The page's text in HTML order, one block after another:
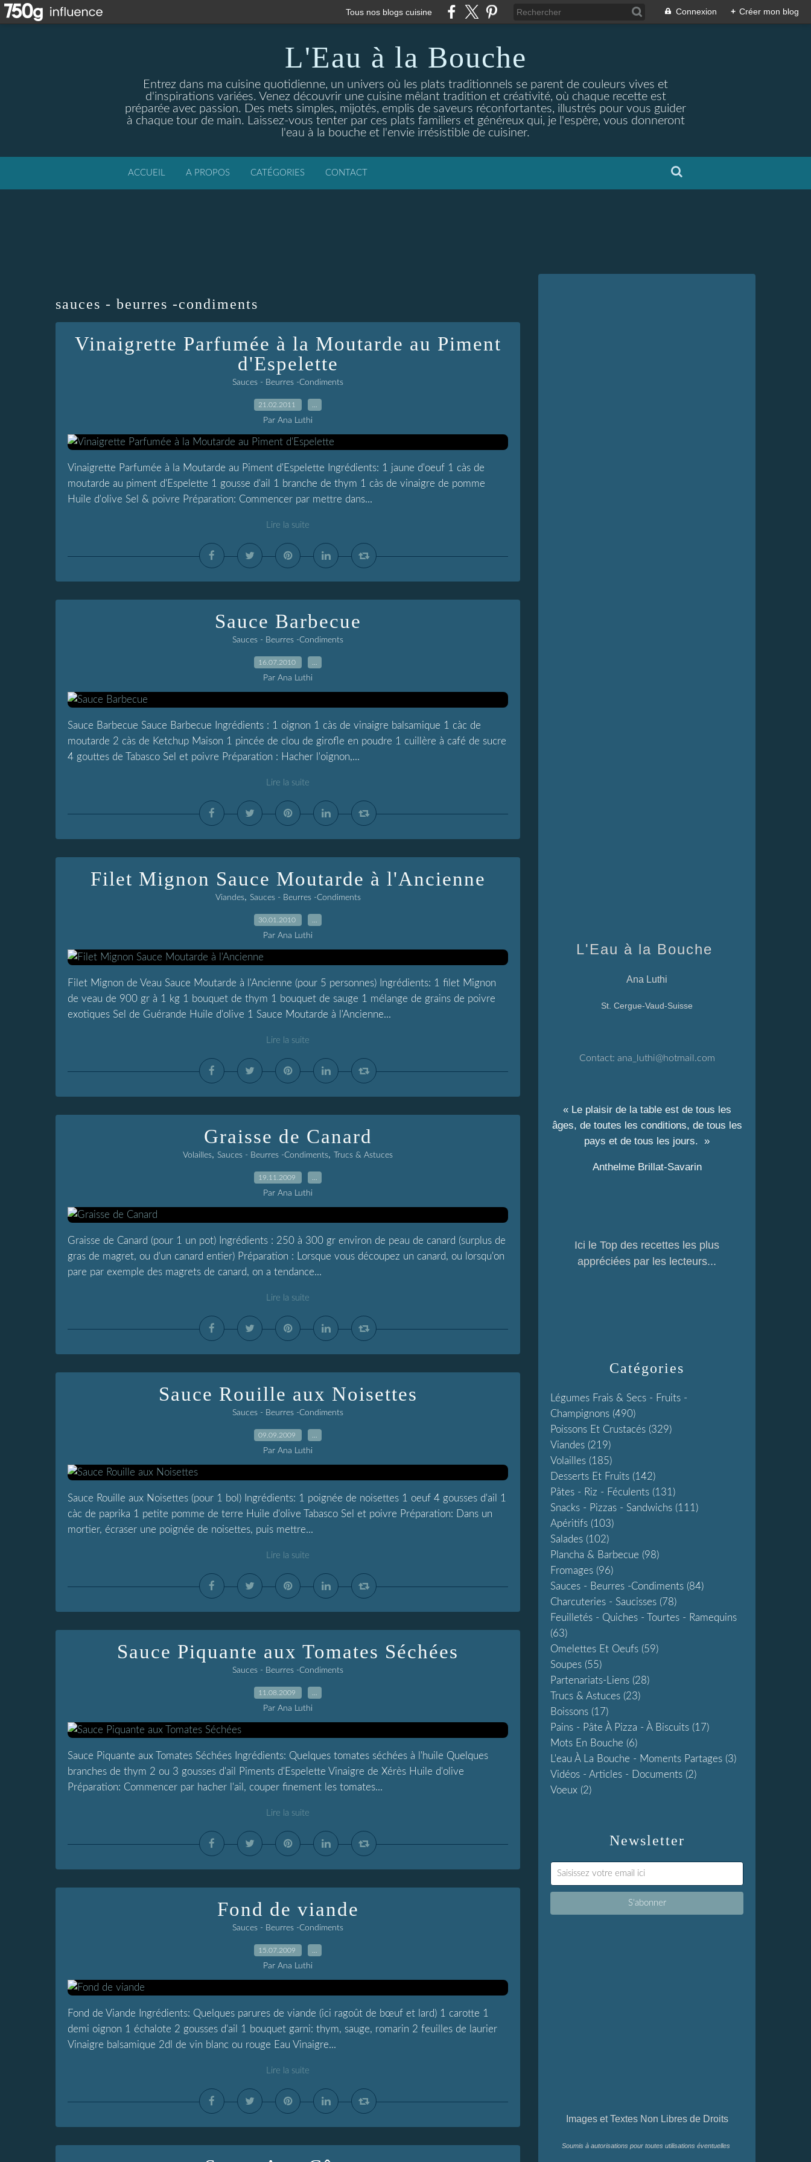
Tous nos blogs cuisine Connexion + Créer mon blog
L'Eau à la Bouche
Entrez dans ma cuisine quotidienne, un univers où les plats traditionnels se parent de couleurs vives et
d'inspirations variées. Venez découvrir une cuisine mêlant tradition et créativité, où chaque recette est
préparée avec passion. Des mets simples, mijotés, emplis de saveurs réconfortantes, illustrés pour vous guider
à chaque tour de main. Laissez-vous tenter par ces plats familiers et généreux qui, je l'espère, vous donneront
l'eau à la bouche et l'envie irrésistible de cuisiner.
ACCUEIL A PROPOS CATÉGORIES CONTACT
sauces - beurres -condiments
Vinaigrette Parfumée à la Moutarde au Piment
d'Espelette
Sauces - Beurres -Condiments
21.02.2011
Par Ana Luthi
Vinaigrette Parfumée à la Moutarde au Piment d'Espelette Ingrédients: 1 jaune d'oeuf 1 càs de
moutarde au piment d'Espelette 1 gousse d'ail 1 branche de thym 1 càs de vinaigre de pomme
Huile d'olive Sel & poivre Préparation: Commencer par mettre dans...
Lire la suite
Sauce Barbecue
Sauces - Beurres -Condiments
16.07.2010
Par Ana Luthi
Sauce Barbecue Sauce Barbecue Ingrédients : 1 oignon 1 càs de vinaigre balsamique 1 càc de
moutarde 2 càs de Ketchup Maison 1 pincée de clou de girofle en poudre 1 cuillère à café de sucre
4 gouttes de Tabasco Sel et poivre Préparation : Hacher l'oignon,...
Lire la suite
Filet Mignon Sauce Moutarde à l'Ancienne
Viandes, Sauces - Beurres -Condiments
30.01.2010
Par Ana Luthi
Filet Mignon de Veau Sauce Moutarde à l'Ancienne (pour 5 personnes) Ingrédients: 1 filet Mignon
de veau de 900 gr à 1 kg 1 bouquet de thym 1 bouquet de sauge 1 mélange de grains de poivre
exotiques Sel de Guérande Huile d'olive 1 Sauce Moutarde à l'Ancienne...
Lire la suite
Graisse de Canard
Volailles, Sauces - Beurres -Condiments, Trucs & Astuces
19.11.2009
Par Ana Luthi
Graisse de Canard (pour 1 un pot) Ingrédients : 250 à 300 gr environ de peau de canard (surplus de
gras de magret, ou d'un canard entier) Préparation : Lorsque vous découpez un canard, ou lorsqu'on
pare par exemple des magrets de canard, on a tendance...
Lire la suite
Sauce Rouille aux Noisettes
Sauces - Beurres -Condiments
09.09.2009
Par Ana Luthi
Sauce Rouille aux Noisettes (pour 1 bol) Ingrédients: 1 poignée de noisettes 1 oeuf 4 gousses d'ail 1
càc de paprika 1 petite pomme de terre Huile d'olive Tabasco Sel et poivre Préparation: Dans un
mortier, écraser une poignée de noisettes, puis mettre...
Lire la suite
Sauce Piquante aux Tomates Séchées
Sauces - Beurres -Condiments
11.08.2009
Par Ana Luthi
Sauce Piquante aux Tomates Séchées Ingrédients: Quelques tomates séchées à l'huile Quelques
branches de thym 2 ou 3 gousses d'ail Piments d'Espelette Vinaigre de Xérès Huile d'olive
Préparation: Commencer par hacher l'ail, couper finement les tomates...
Lire la suite
Fond de viande
Sauces - Beurres -Condiments
15.07.2009
Par Ana Luthi
Fond de Viande Ingrédients: Quelques parures de viande (ici ragoût de bœuf et lard) 1 carotte 1
demi oignon 1 échalote 2 gousses d'ail 1 bouquet garni: thym, sauge, romarin 2 feuilles de laurier
Vinaigre balsamique 2dl de vin blanc ou rouge Eau Vinaigre...
Lire la suite
Newsletter
Catégories
Légumes Frais & Secs - Fruits -
Champignons (490)
Poissons Et Crustacés (329)
Viandes (219)
Volailles (185)
Desserts Et Fruits (142)
Pâtes - Riz - Féculents (131)
Snacks - Pizzas - Sandwichs (111)
Apéritifs (103)
Salades (102)
Plancha & Barbecue (98)
Fromages (96)
Sauces - Beurres -condiments (84)
Charcuteries - Saucisses (78)
Feuilletés - Quiches - Tourtes - Ramequins
(63)
Omelettes Et Oeufs (59)
Soupes (55)
Partenariats-Liens (28)
Trucs & Astuces (23)
Boissons (17)
Pains - Pâte À Pizza - À Biscuits (17)
Mots En Bouche (6)
L'eau À La Bouche - Moments Partages (3)
Vidéos - Articles - Documents (2)
Voeux (2)
L'Eau à la Bouche
Ana Luthi
St. Cergue-Vaud-Suisse
Contact: ana_luthi@hotmail.com
« Le plaisir de la table est de tous les
âges, de toutes les conditions, de tous les
pays et de tous les jours. »
Anthelme Brillat-Savarin
Ici le Top des recettes les plus
appréciées par les lecteurs...
Images et Textes Non Libres de Droits
Soumis à autorisations pour toutes utilisations éventuelles